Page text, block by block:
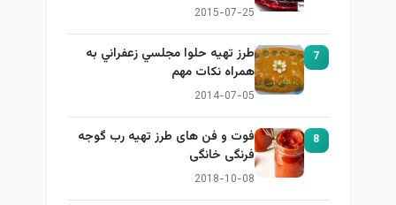
2015-07-25
7
طرز تهيه حلوا مجلسي زعفراني به
همراه نكات مهم
2014-07-05
8
فوت و فن های طرز تهیه رب گوجه
فرنگی خانگی
2018-10-08